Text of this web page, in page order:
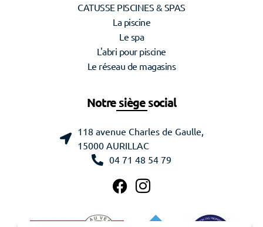
CATUSSE PISCINES & SPAS
La piscine
Le spa
L'abri pour piscine
Le réseau de magasins
Notre siège social
118 avenue Charles de Gaulle,
15000 AURILLAC
04 71 48 54 79